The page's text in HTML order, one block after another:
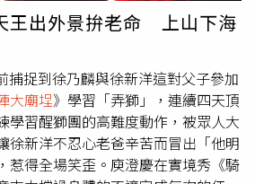
攝影組）11點56分舞獅演出結束，
這4天的訓練行程相當辛苦，但很自
不過話沒說話就有人大喊：「老當
之中，徐乃麟一邊用手拭汗、一邊搞
長。」隨即引來全場大笑。徐乃麟邊
他身旁所有的人也忍不出笑開懷。
影結束後，三位主持人在呂師父龍獅
徐乃麟站在C位拿著鼓棒擺出打大鼓
王出外景拚老命 上山下海
捕捉到徐乃麟與徐新洋這對父子參加
大廟埕》學習「弄獅」，連續四天頂
學習醒獅團的高難度動作，被眾人大
徐新洋不忍心老爸辛苦而冒出「他明
惹得全場笑歪。庾澄慶在實境秀《騎